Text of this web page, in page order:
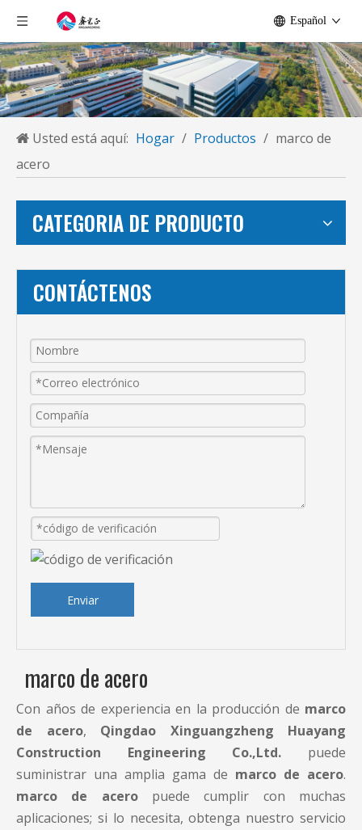
Español
Usted está aquí: Hogar / Productos / marco de
acero
CATEGORIA DE PRODUCTO
CONTÁCTENOS
Enviar
marco de acero
Con años de experiencia en la producción de marco
de acero, Qingdao Xinguangzheng Huayang
Construction Engineering Co.,Ltd. puede
suministrar una amplia gama de marco de acero.
marco de aceropuede cumplir con muchas
aplicaciones; si lo necesita, obtenga nuestro servicio